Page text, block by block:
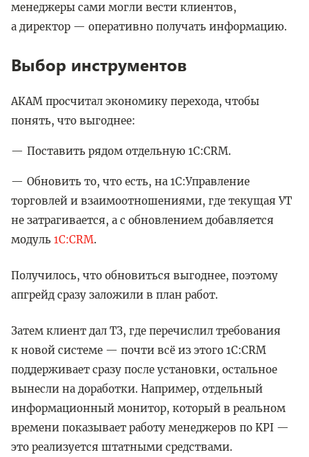
менеджеры сами могли вести клиентов,
а директор — оперативно получать информацию.
Выбор инструментов
АКАМ просчитал экономику перехода, чтобы
понять, что выгоднее:
Поставить рядом отдельную 1C:CRM.
Обновить то, что есть, на 1С:Управление
торговлей и взаимоотношениями, где текущая УТ
не затрагивается, а с обновлением добавляется
модуль 1C:CRM.
Получилось, что обновиться выгоднее, поэтому
апгрейд сразу заложили в план работ.
Затем клиент дал ТЗ, где перечислил требования
к новой системе — почти всё из этого 1C:CRM
поддерживает сразу после установки, остальное
вынесли на доработки. Например, отдельный
информационный монитор, который в реальном
времени показывает работу менеджеров по KPI —
это реализуется штатными средствами.